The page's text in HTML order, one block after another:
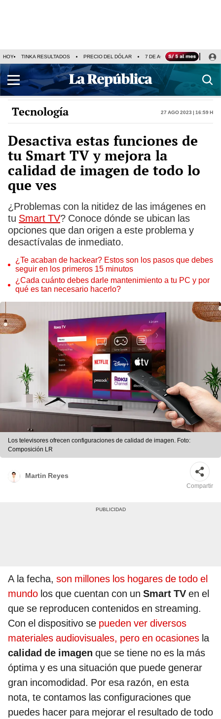
HOY TINKA RESULTADOS PRECIO DEL DÓLAR 7 DE AGOSTO OLLANTA
Tecnología 27 Ago 2023 | 16:59 h
Desactiva estas funciones de
tu Smart TV y mejora la
calidad de imagen de todo lo
que ves
¿Problemas con la nitidez de las imágenes en
tu Smart TV? Conoce dónde se ubican las
opciones que dan origen a este problema y
desactívalas de inmediato.
¿Te acaban de hackear? Estos son los pasos que debes
seguir en los primeros 15 minutos
¿Cada cuánto debes darle mantenimiento a tu PC y por
qué es tan necesario hacerlo?
Los televisores ofrecen configuraciones de calidad de imagen. Foto:
Composición LR
Martin Reyes
Compartir
A la fecha, son millones los hogares de todo el
mundo los que cuentan con un Smart TV en el
que se reproducen contenidos en streaming.
Con el dispositivo se pueden ver diversos
materiales audiovisuales, pero en ocasiones la
calidad de imagen que se tiene no es la más
óptima y es una situación que puede generar
gran incomodidad. Por esa razón, en esta
nota, te contamos las configuraciones que
puedes hacer para mejorar el resultado de todo